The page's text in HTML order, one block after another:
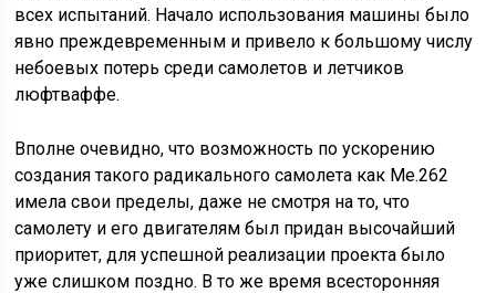
всех испытаний. Начало использования машины было
явно преждевременным и привело к большому числу
небоевых потерь среди самолетов и летчиков
люфтваффе.
Вполне очевидно, что возможность по ускорению
создания такого радикального самолета как Ме.262
имела свои пределы, даже не смотря на то, что
самолету и его двигателям был придан высочайший
приоритет, для успешной реализации проекта было
уже слишком поздно. В то же время всесторонняя